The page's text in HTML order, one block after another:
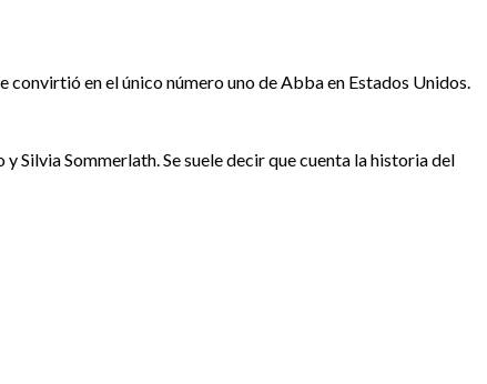
en el único número uno de Abba en Estados Unidos.
Silvia Sommerlath. Se suele decir que cuenta la historia del